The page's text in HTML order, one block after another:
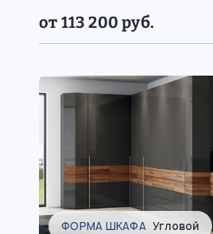
от 113 200 руб.
ФОРМА ШКАФА Угловой